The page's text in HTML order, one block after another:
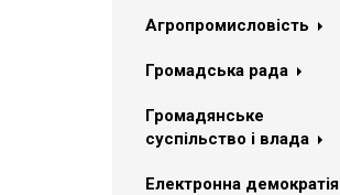
Агропромисловість
Громадська рада
Громадянське
суспільство і влада
Електронна демократія